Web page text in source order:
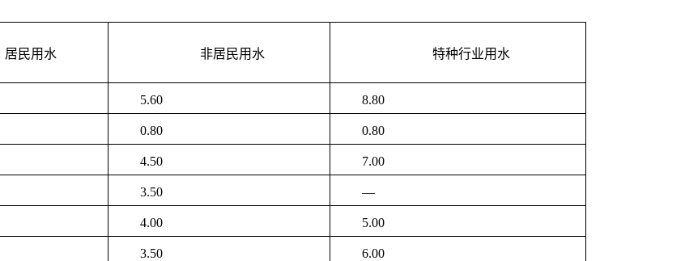
居民用水 非居民用水 特种行业用水
5.60 8.80
0.80 0.80
4.50 7.00
3.50 —
4.00 5.00
3.50 6.00